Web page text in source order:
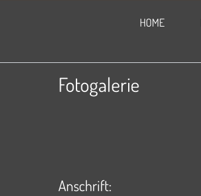
HOME
Fotogalerie
Anschrift: